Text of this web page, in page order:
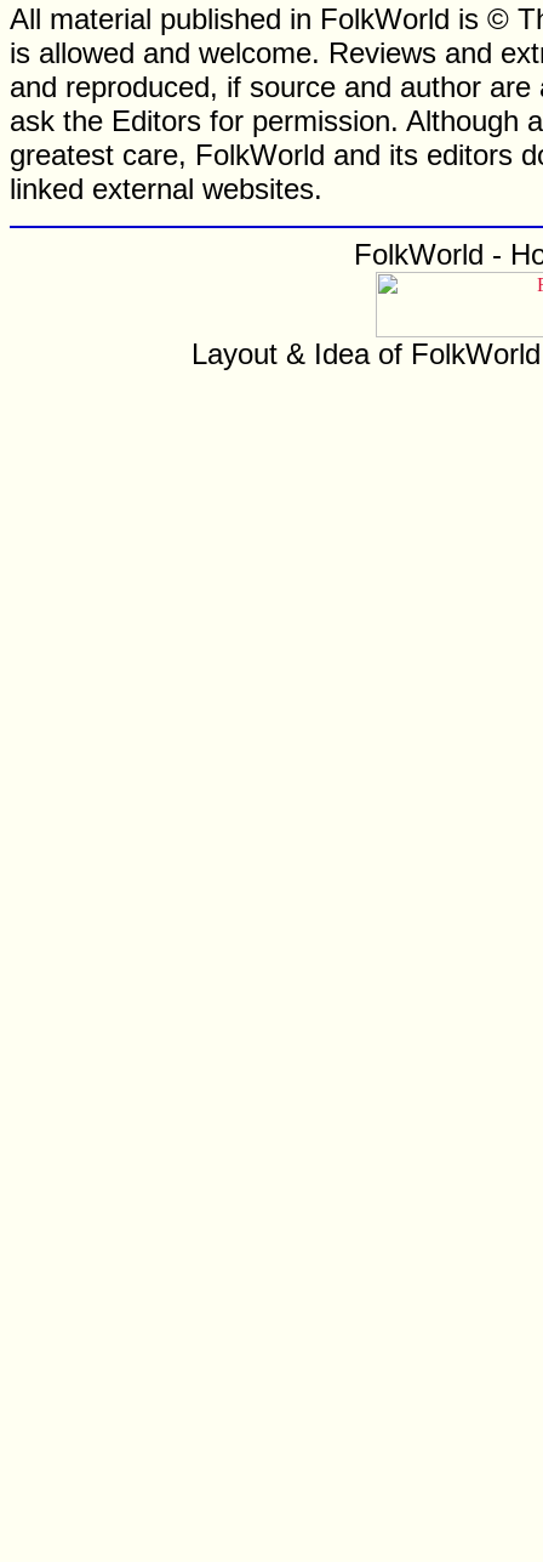
All material published in FolkWorld is ©
is allowed and welcome. Reviews and
and reproduced, if source and author
ask the Editors for permission. Although
greatest care, FolkWorld and its editors
linked external websites.
FolkWorld -
Layout & Idea of